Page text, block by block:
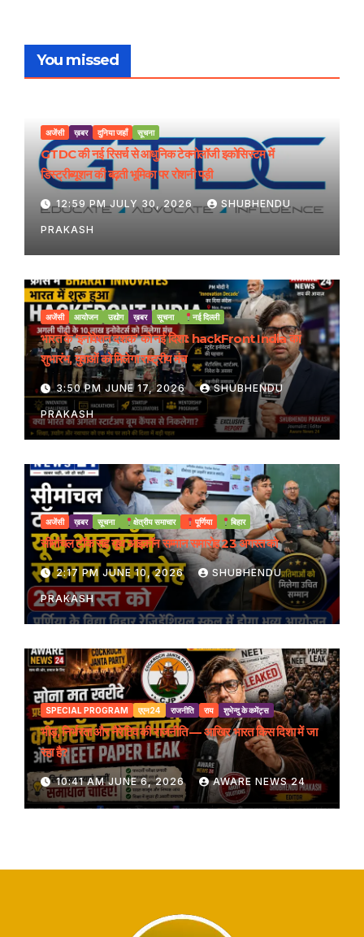
You missed
अजेंसी ख़बर दुनिया जहाँ सूचना
GTDC की नई रिसर्च से आधुनिक टेक्नोलॉजी इकोसिस्टम में
डिस्ट्रीब्यूशन की बढ़ती भूमिका पर रोशनी पड़ी
12:59 PM JULY 30, 2026 SHUBHENDU
PRAKASH
अजेंसी आयोजन उद्योग ख़बर सूचना नई दिल्ली
भारत के ‘इनोवेशन दशक’ को नई दिशा: hackFront India का
शुभारंभ, युवाओं को मिलेगा राष्ट्रीय मंच
3:50 PM JUNE 17, 2026 SHUBHENDU
PRAKASH
अजेंसी ख़बर सूचना क्षेत्रीय समाचार पूर्णिया बिहार
सीमांचल टॉक सह यूथ आइकॉन सम्मान समारोह 23 अगस्त को
2:17 PM JUNE 10, 2026 SHUBHENDU
PRAKASH
SPECIAL PROGRAM एएन24 राजनीति राय शुभेन्दु के कमेंट्स
भीड़, निर्भरता और नैरेटिव की राजनीति — आखिर भारत किस दिशा में जा
रहा है?
10:41 AM JUNE 6, 2026 AWARE NEWS 24